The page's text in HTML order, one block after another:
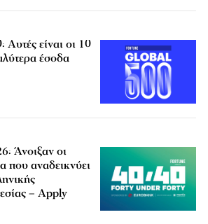
είναι οι 10
έσοδα
Άνοιξαν οι
που αναδεικνύει
– Apply